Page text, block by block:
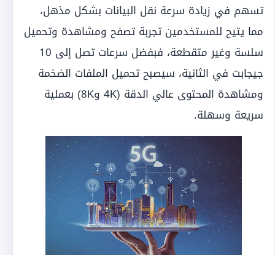
تسهم في زيادة سرعة نقل البيانات بشكل مذهل،
مما يتيح للمستخدمين تجربة تصفح ومشاهدة وتحميل
سلسة وغير متقطعة، فبفضل سرعات تصل إلى 10
جيجابت في الثانية، سيصبح تحميل الملفات الضخمة
ومشاهدة المحتوى عالي الدقة (4K و8K) بعملية
سريعة وسهلة.